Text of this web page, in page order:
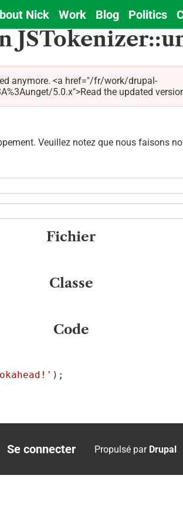
Nick Work Blog Politics
anymore. <a href="/fr/work/drupal-
5.0.x">Read the updated
Veuillez notez que nous faisons
Fichier
Classe
Code
);
Se connecter Propulsé par Drupal